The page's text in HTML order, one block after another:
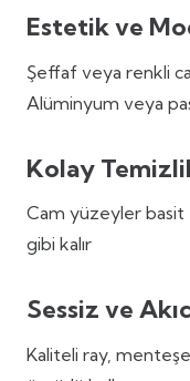
Estetik ve
Şeffaf veya renkli
Alüminyum veya
Kolay
Cam yüzeyler
gibi kalır
Sessiz ve
Kaliteli ray,